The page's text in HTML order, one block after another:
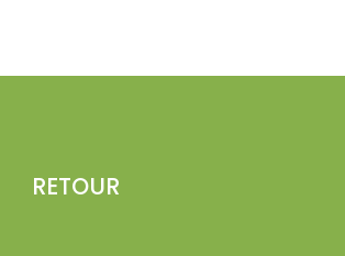
RETOUR